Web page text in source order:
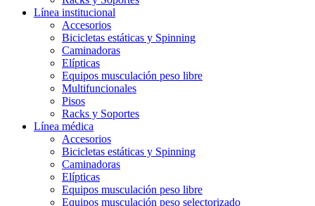
Línea institucional
Accesorios
Bicicletas estáticas y Spinning
Caminadoras
Elípticas
Equipos musculación peso libre
Multifuncionales
Pisos
Racks y Soportes
Línea médica
Accesorios
Bicicletas estáticas y Spinning
Caminadoras
Elípticas
Equipos musculación peso libre
Equipos musculación peso selectorizado